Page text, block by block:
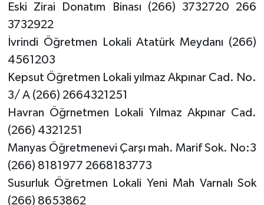
Eski Zirai Donatım Binası (266) 3732720 266
3732922
İvrindi Öğretmen Lokali Atatürk Meydanı (266)
4561203
Kepsut Öğretmen Lokali yılmaz Akpınar Cad. No.
3/ A (266) 2664321251
Havran Öğrnetmen Lokali Yılmaz Akpınar Cad.
(266) 4321251
Manyas Öğretmenevi Çarşı mah. Marif Sok. No:3
(266) 8181977 2668183773
Susurluk Öğretmen Lokali Yeni Mah Varnalı Sok
(266) 8653862